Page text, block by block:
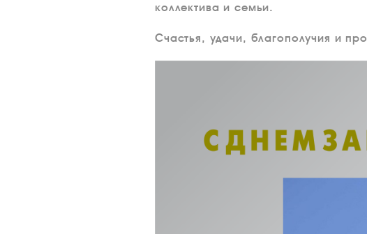
коллектива и семьи.
Счастья, удачи, благополучия и